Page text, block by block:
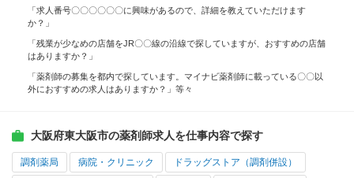
「求人番号〇〇〇〇〇〇に興味があるので、詳細を教えていただけます
か？」
「残業が少なめの店舗をJR〇〇線の沿線で探していますが、おすすめの店舗
はありますか？」
「薬剤師の募集を都内で探しています。マイナビ薬剤師に載っている〇〇以
外におすすめの求人はありますか？」等々
大阪府東大阪市の薬剤師求人を仕事内容で探す
調剤薬局 病院・クリニック ドラッグストア（調剤併設）